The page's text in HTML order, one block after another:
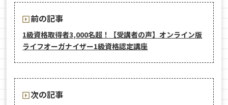
前の記事
1級資格取得者3,000名超！【受講者の声】オンライン版
ライフオーガナイザー1級資格認定講座
次の記事